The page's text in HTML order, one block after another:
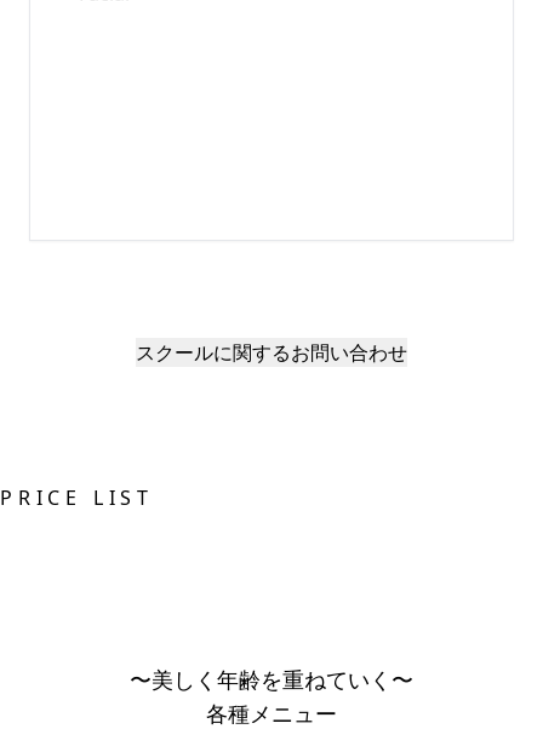
スクールに関するお問い合わせ
PRICE LIST
〜美しく年齢を重ねていく〜
各種メニュー